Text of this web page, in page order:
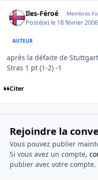
Iles-Féroé Membres
Posté(e) le 18 février 2006
AUTEUR
après la défaite de
Stras 1 pt (1-2) -1
Citer
Rejoindre la
Vous pouvez publier
Si vous avez un compte,
publier avec votre compte.